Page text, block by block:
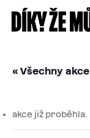
« Všechny akce
akce již proběhla.